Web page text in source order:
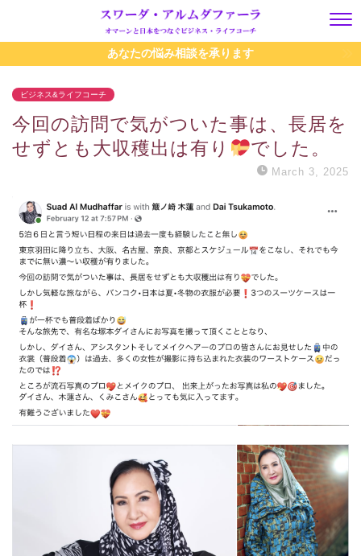
あなたの悩み相談を承ります
ビジネス&ライフコーチ
今回の訪問で気がついた事は、長居を
せずとも大収穫出は有り
でした。
March 3, 2025